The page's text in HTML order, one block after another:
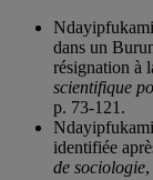
dans un
résignation à
scientifique
p. 73-121.
identifiée
de sociologie